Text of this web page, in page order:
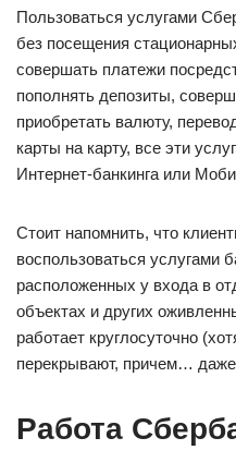
Пользоваться услугами
без посещения
совершать платежи
пополнять депозиты,
приобретать валюту,
карты на карту, все эти
Интернет-банкинга или
Стоит напомнить, что
воспользоваться услугами
расположенных у входа в
объектах и других
работает круглосуточно
перекрывают, причем…
Работа